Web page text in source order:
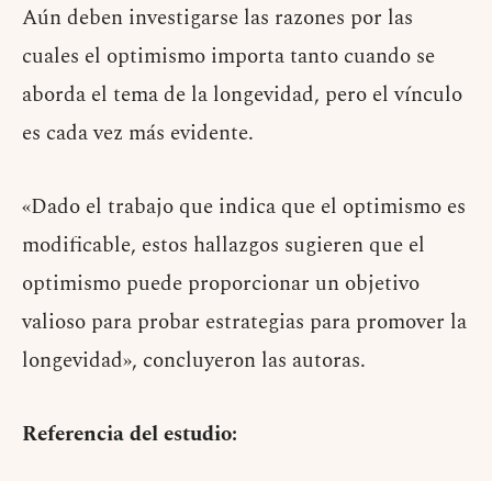
Aún deben investigarse las razones por las
cuales el optimismo importa tanto cuando se
aborda el tema de la longevidad, pero el vínculo
es cada vez más evidente.
«Dado el trabajo que indica que el optimismo es
modificable, estos hallazgos sugieren que el
optimismo puede proporcionar un objetivo
valioso para probar estrategias para promover la
longevidad», concluyeron las autoras.
Referencia del estudio: